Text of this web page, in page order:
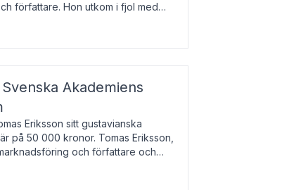
författare. Hon utkom i fjol med
Akademiens
Eriksson sitt gustavianska
på 50 000 kronor. Tomas Eriksson,
och författare och